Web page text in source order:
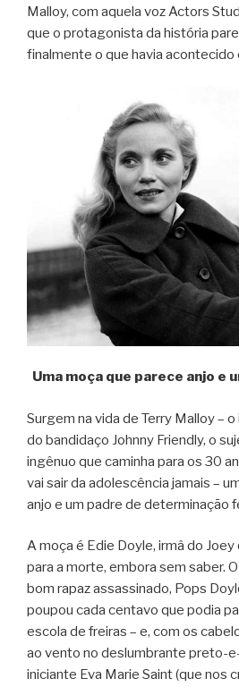
Malloy, com aquela voz Actors
que o protagonista da história
finalmente o que havia acontecido
Uma moça que parece anjo e
Surgem na vida de Terry Malloy –
do bandidaço Johnny Friendly, o
ingênuo que caminha para os 30
vai sair da adolescência jamais –
anjo e um padre de determinação
A moça é Edie Doyle, irmâ do Joey
para a morte, embora sem saber.
bom rapaz assassinado, Pops
poupou cada centavo que podia
escola de freiras – e, com os
ao vento no deslumbrante preto-
iniciante Eva Marie Saint (que nos